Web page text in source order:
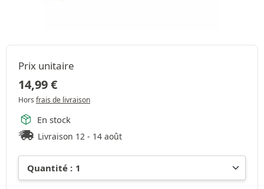
Prix unitaire
14,99€
Hors frais de livraison
En stock
Livraison 12 - 14 août